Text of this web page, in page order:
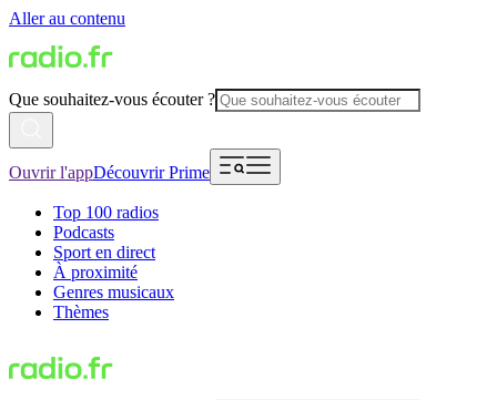
Aller au contenu
Que souhaitez-vous écouter ?
Ouvrir l'appDécouvrir Prime
Top 100 radios
Podcasts
Sport en direct
À proximité
Genres musicaux
Thèmes